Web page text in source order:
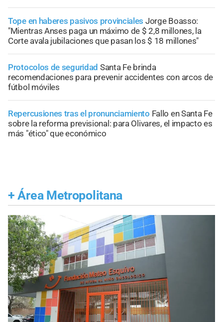
Tope en haberes pasivos provinciales Jorge Boasso:
"Mientras Anses paga un máximo de $ 2,8 millones, la
Corte avala jubilaciones que pasan los $ 18 millones"
Protocolos de seguridad Santa Fe brinda
recomendaciones para prevenir accidentes con arcos de
fútbol móviles
Repercusiones tras el pronunciamiento Fallo en Santa Fe
sobre la reforma previsional: para Olivares, el impacto es
más "ético" que económico
+ Área Metropolitana